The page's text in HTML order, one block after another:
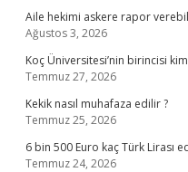
Aile hekimi askere rapor
Ağustos 3, 2026
Koç Üniversitesi’nin birincisi
Temmuz 27, 2026
Kekik nasıl muhafaza edilir ?
Temmuz 25, 2026
6 bin 500 Euro kaç Türk Lirası
Temmuz 24, 2026